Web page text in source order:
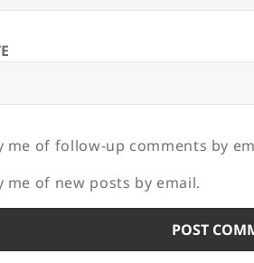
me of follow-up comments by
me of new posts by email.